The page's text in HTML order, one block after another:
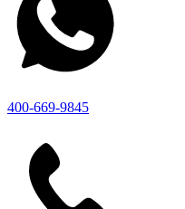
400-669-9845